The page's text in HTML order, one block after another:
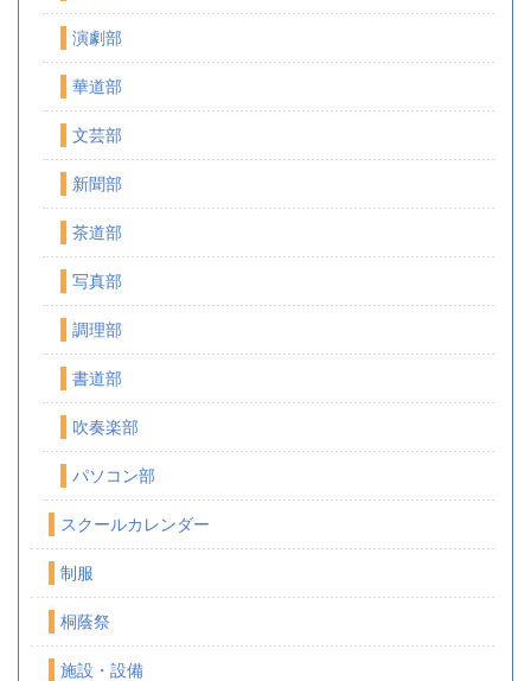
演劇部
華道部
文芸部
新聞部
茶道部
写真部
調理部
書道部
吹奏楽部
パソコン部
スクールカレンダー
制服
桐蔭祭
施設・設備